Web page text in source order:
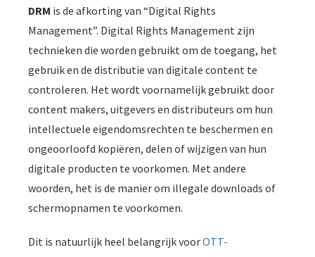
DRM is de afkorting van “Digital Rights
Management”. Digital Rights Management zijn
technieken die worden gebruikt om de toegang, het
gebruik en de distributie van digitale content te
controleren. Het wordt voornamelijk gebruikt door
content makers, uitgevers en distributeurs om hun
intellectuele eigendomsrechten te beschermen en
ongeoorloofd kopiëren, delen of wijzigen van hun
digitale producten te voorkomen. Met andere
woorden, het is de manier om illegale downloads of
schermopnamen te voorkomen.
Dit is natuurlijk heel belangrijk voorOTT-
worden
van
op